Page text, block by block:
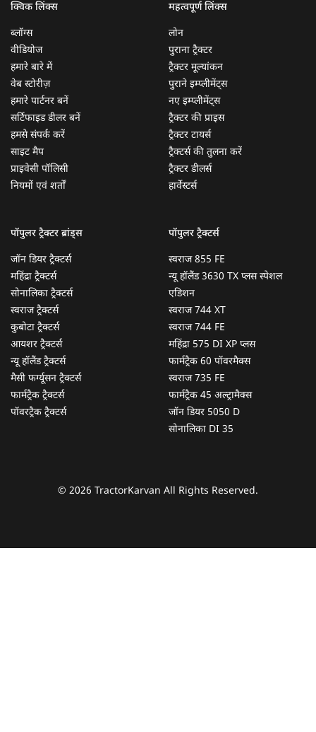
क्विक लिंक्स
ब्लॉग्स
वीडियोज
हमारे बारे में
वेब स्टोरीज़
हमारे पार्टनर बनें
सर्टिफाइड डीलर बनें
हमसे संपर्क करें
साइट मैप
प्राइवेसी पॉलिसी
नियमों एवं शर्तों
महत्वपूर्ण लिंक्स
लोन
पुराना ट्रैक्टर
ट्रैक्टर मूल्यांकन
पुराने इम्प्लीमेंट्स
नए इम्प्लीमेंट्स
ट्रैक्टर की प्राइस
ट्रैक्टर टायर्स
ट्रैक्टर्स की तुलना करें
ट्रैक्टर डीलर्स
हार्वेस्टर्स
पॉपुलर ट्रैक्टर ब्रांड्स
जॉन डियर ट्रैक्टर्स
महिंद्रा ट्रैक्टर्स
सोनालिका ट्रैक्टर्स
स्वराज ट्रैक्टर्स
कुबोटा ट्रैक्टर्स
आयशर ट्रैक्टर्स
न्यू हॉलैंड ट्रैक्टर्स
मैसी फर्ग्यूसन ट्रैक्टर्स
फार्मट्रैक ट्रैक्टर्स
पॉवरट्रैक ट्रैक्टर्स
पॉपुलर ट्रैक्टर्स
स्वराज 855 FE
न्यू हॉलैंड 3630 TX प्लस स्पेशल
एडिशन
स्वराज 744 XT
स्वराज 744 FE
महिंद्रा 575 DI XP प्लस
फार्मट्रैक 60 पॉवरमैक्स
स्वराज 735 FE
फार्मट्रैक 45 अल्ट्रामैक्स
जॉन डियर 5050 D
सोनालिका DI 35
© 2026 TractorKarvan All Rights Reserved.